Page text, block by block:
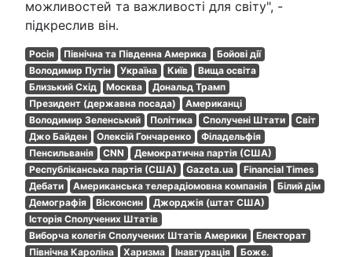
можливостей та важливості для світу", -
підкреслив він.
Росія Північна та Південна Америка
Бойові дії
Володимир Путін
Україна Київ
Вища освіта
Близький Схід
Москва
Дональд Трамп
Президент (державна посада)
Американці
Володимир Зеленський
Політика Сполучені Штати
Світ
Джо Байден
Олексій Гончаренко
Філадельфія
Пенсильванія
CNN
Демократична партія (США)
Республіканська партія (США)
Gazeta.ua
Financial Times
Дебати
Американська телерадіомовна компанія
Білий дім
Демографія
Вісконсин
Джорджія (штат США)
Історія Сполучених Штатів
Виборча колегія Сполучених Штатів Америки
Електорат
Північна Кароліна
Харизма Інавгурація
Боже.